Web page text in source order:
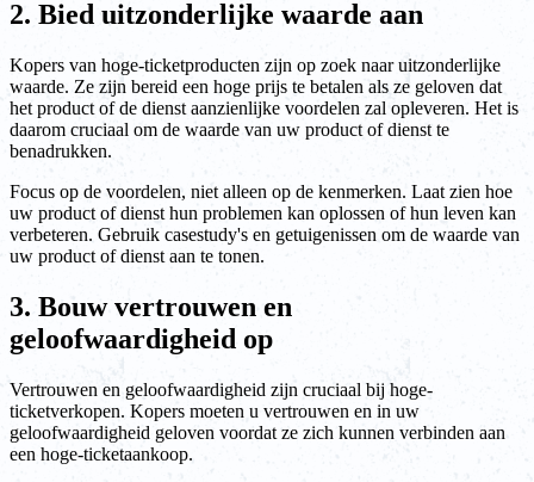
2. Bied uitzonderlijke waarde aan
Kopers van hoge-ticketproducten zijn op zoek naar uitzonderlijke
waarde. Ze zijn bereid een hoge prijs te betalen als ze geloven dat
het product of de dienst aanzienlijke voordelen zal opleveren. Het is
daarom cruciaal om de waarde van uw product of dienst te
benadrukken.
Focus op de voordelen, niet alleen op de kenmerken. Laat zien hoe
uw product of dienst hun problemen kan oplossen of hun leven kan
verbeteren. Gebruik casestudy's en getuigenissen om de waarde van
uw product of dienst aan te tonen.
3. Bouw vertrouwen en
geloofwaardigheid op
Vertrouwen en geloofwaardigheid zijn cruciaal bij hoge-
ticketverkopen. Kopers moeten u vertrouwen en in uw
geloofwaardigheid geloven voordat ze zich kunnen verbinden aan
een hoge-ticketaankoop.